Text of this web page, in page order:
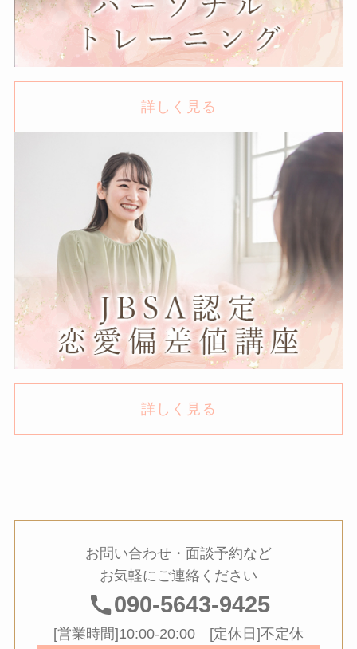
詳しく見る
詳しく見る
お問い合わせ・面談予約など
お気軽にご連絡ください
090-5643-9425
[営業時間]10:00-20:00 [定休日]不定休